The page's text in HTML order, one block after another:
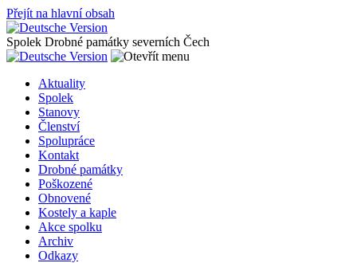
Přejít na hlavní obsah
Spolek Drobné památky severních Čech
Aktuality
Spolek
Stanovy
Členství
Spolupráce
Kontakt
Drobné památky
Poškozené
Obnovené
Kostely a kaple
Akce spolku
Archiv
Odkazy